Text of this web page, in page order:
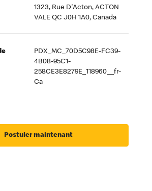
1323, Rue D'Acton, ACTON
VALE QC J0H 1A0, Canada
PDX_MC_70D5C98E-FC39-
4B08-95C1-
258CE3E8279E_118960__fr-
Ca
Postuler maintenant